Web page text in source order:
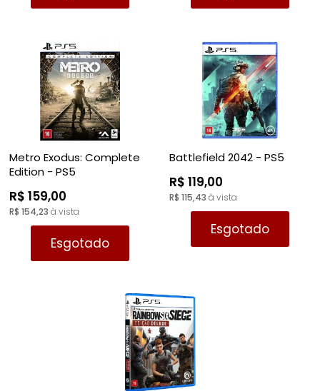
Metro Exodus: Complete
Edition - PS5
R$ 159,00
R$ 154,23 à vista
Esgotado
Battlefield 2042 - PS5
R$ 119,00
R$ 115,43 à vista
Esgotado